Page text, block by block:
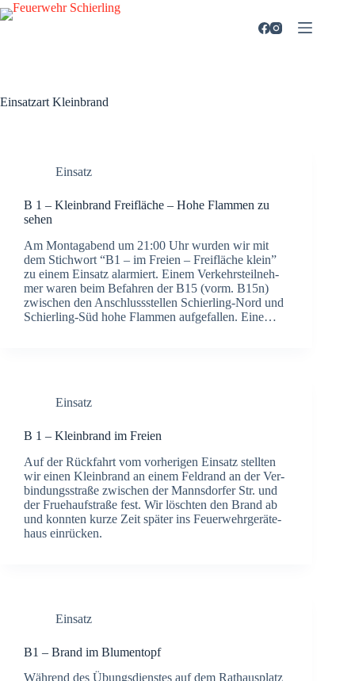
Zum
Inhalt
Einsatzart Kleinbrand
Einsatz
B 1 – Klein­brand Frei­flä­che – Hohe Flam­men zu
sehen
Am Mon­tag­abend um 21:00 Uhr wur­den wir mit
dem Stich­wort “B1 – im Frei­en – Frei­flä­che klein”
zu einem Ein­satz alar­miert. Einem Ver­kehrs­teil­neh­
mer waren beim Befah­ren der B15 (vorm. B15n)
zwi­schen den Anschluss­stel­len Schier­­ling-Nord und
Schier­­ling-Süd hohe Flam­men auf­ge­fal­len. Eine…
Einsatz
B 1 – Klein­brand im Frei­en
Auf der Rück­fahrt vom vor­he­ri­gen Ein­satz stell­ten
wir einen Klein­brand an einem Feld­rand an der Ver­
bin­dungs­stra­ße zwi­schen der Manns­dor­fer Str. und
der Frueh­auf­stra­ße fest. Wir lösch­ten den Brand ab
und konn­ten kur­ze Zeit spä­ter ins Feu­er­wehr­ge­rä­te­
haus ein­rü­cken.
Einsatz
B1 – Brand im Blu­men­topf
Wäh­rend des Übungs­diens­tes auf dem Rat­haus­platz